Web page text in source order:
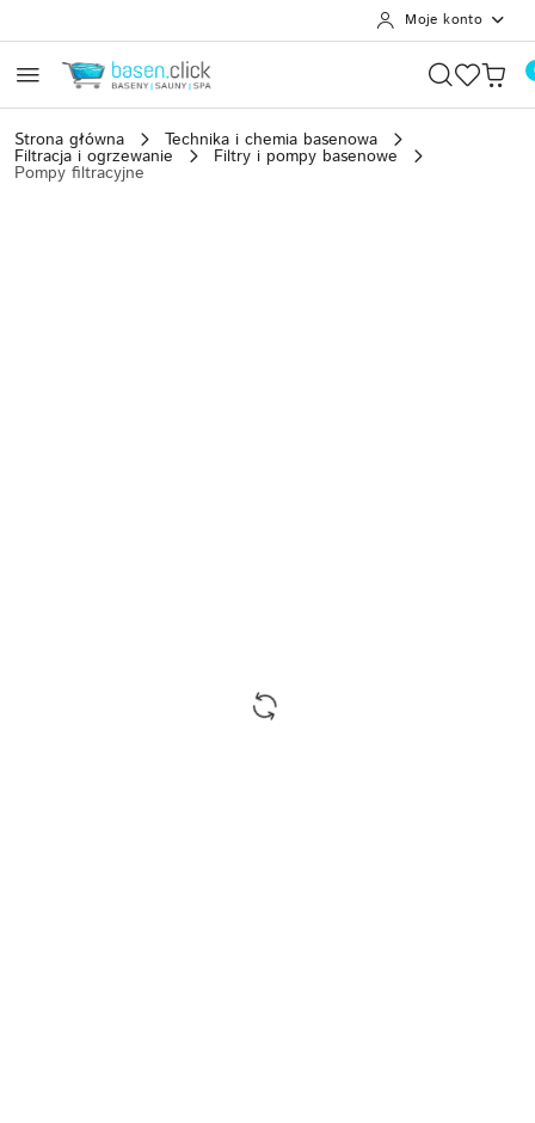
Moje konto
Strona główna Technika i chemia basenowa
Filtracja i ogrzewanie Filtry i pompy basenowe
Pompy filtracyjne